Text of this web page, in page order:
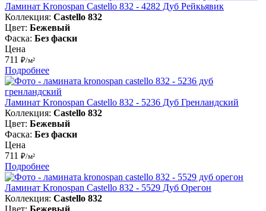
Ламинат Kronospan Castello 832 - 4282 Дуб Рейкьявик
Коллекция: Castello 832
Цвет: Бежевый
Фаска: Без фаски
Цена
711 ₽/м²
Подробнее
Ламинат Kronospan Castello 832 - 5236 Дуб Гренландский
Коллекция: Castello 832
Цвет: Бежевый
Фаска: Без фаски
Цена
711 ₽/м²
Подробнее
Ламинат Kronospan Castello 832 - 5529 Дуб Орегон
Коллекция: Castello 832
Цвет: Бежевый